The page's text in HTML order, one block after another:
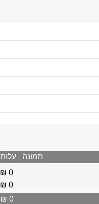
תמונה
עלות
0 ₪
0 ₪
0 ₪